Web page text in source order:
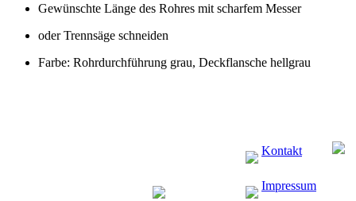
Gewünschte Länge des Rohres mit scharfem Messer
oder Trennsäge schneiden
Farbe: Rohrdurchführung grau, Deckflansche hellgrau
Kontakt
Impressum